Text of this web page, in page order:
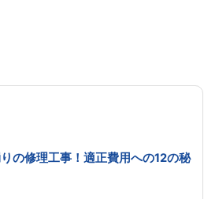
の修理工事！適正費用への12の秘